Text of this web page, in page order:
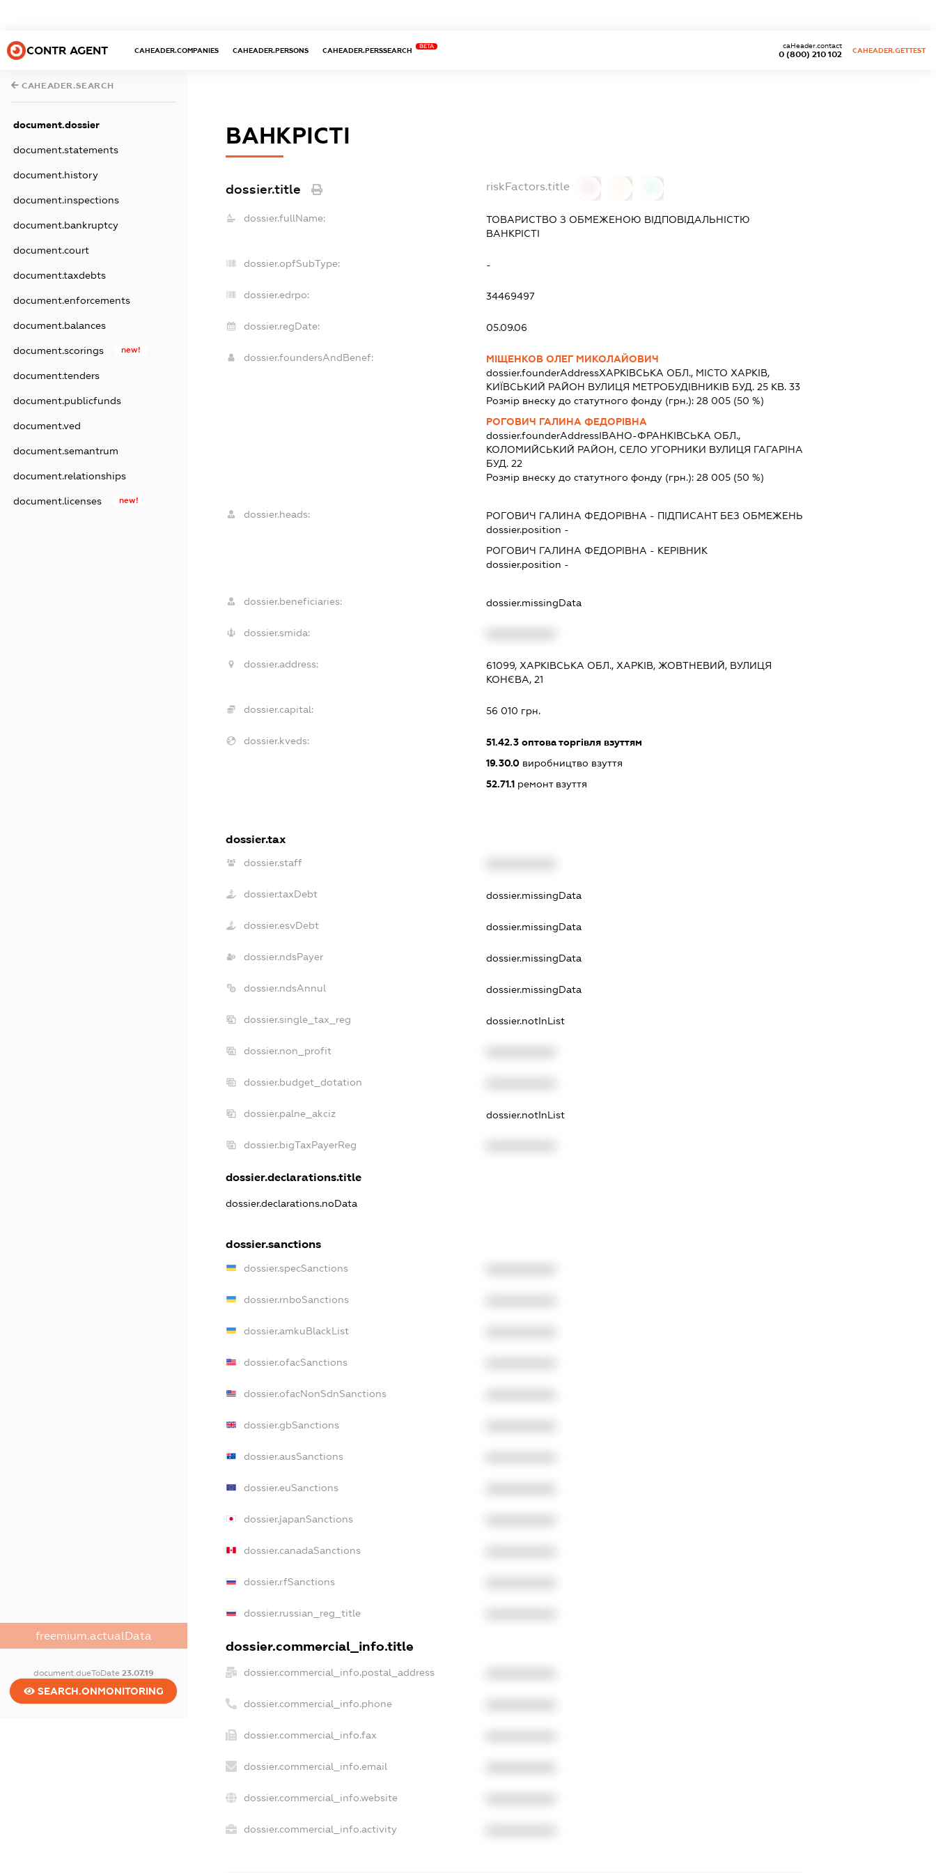
CONTR AGENT CAHEADER.COMPANIES CAHEADER.PERSONS CAHEADER.PERSSEARCH
BETA
0 (800) 210 102
caHeader.contact
CAHEADER.GETTEST
CAHEADER.SEARCH
document.dossier
document.statements
document.history
document.inspections
document.bankruptcy
document.court
document.taxdebts
document.enforcements
document.balances
document.scorings new!
document.tenders
document.publicfunds
document.ved
document.semantrum
document.relationships
document.licenses new!
freemium.actualData
document.dueToDate 23.07.19
SEARCH.ONMONITORING
ВАНКРІСТІ
dossier.title riskFactors.title
dossier.fullName:
ТОВАРИСТВО З ОБМЕЖЕНОЮ ВІДПОВІДАЛЬНІСТЮ
ВАНКРІСТІ
dossier.opfSubType: -
dossier.edrpo: 34469497
dossier.regDate: 05.09.06
dossier.foundersAndBenef:
МІЩЕНКОВ ОЛЕГ МИКОЛАЙОВИЧ
dossier.founderAddressХАРКІВСЬКА ОБЛ., МІСТО ХАРКІВ,
КИЇВСЬКИЙ РАЙОН ВУЛИЦЯ МЕТРОБУДІВНИКІВ БУД. 25 КВ. 33
Розмір внеску до статутного фонду (грн.): 28 005(50 %)
РОГОВИЧ ГАЛИНА ФЕДОРІВНА
dossier.founderAddressІВАНО-ФРАНКІВСЬКА ОБЛ.,
КОЛОМИЙСЬКИЙ РАЙОН, СЕЛО УГОРНИКИ ВУЛИЦЯ ГАГАРІНА
БУД. 22
Розмір внеску до статутного фонду (грн.): 28 005(50 %)
dossier.heads: РОГОВИЧ ГАЛИНА ФЕДОРІВНА - ПІДПИСАНТБЕЗ ОБМЕЖЕНЬ
dossier.position -
РОГОВИЧ ГАЛИНА ФЕДОРІВНА - КЕРІВНИК
dossier.position -
dossier.beneficiaries: dossier.missingData
dossier.smida:
dossier.address:
61099, ХАРКІВСЬКА ОБЛ., ХАРКІВ, ЖОВТНЕВИЙ, ВУЛИЦЯ
КОНЄВА, 21
dossier.capital: 56 010 грн.
dossier.kveds: 51.42.3оптова торгівля взуттям
19.30.0виробництво взуття
52.71.1ремонт взуття
dossier.tax
dossier.staff
dossier.taxDebt dossier.missingData
dossier.esvDebt dossier.missingData
dossier.ndsPayer dossier.missingData
dossier.ndsAnnul dossier.missingData
dossier.single_tax_reg dossier.notInList
dossier.non_profit
dossier.budget_dotation
dossier.palne_akciz dossier.notInList
dossier.bigTaxPayerReg
dossier.declarations.title
dossier.declarations.noData
dossier.sanctions
dossier.specSanctions
dossier.rnboSanctions
dossier.amkuBlackList
dossier.ofacSanctions
dossier.ofacNonSdnSanctions
dossier.gbSanctions
dossier.ausSanctions
dossier.euSanctions
dossier.japanSanctions
dossier.canadaSanctions
dossier.rfSanctions
dossier.russian_reg_title
dossier.commercial_info.title
dossier.commercial_info.postal_address
dossier.commercial_info.phone
dossier.commercial_info.fax
dossier.commercial_info.email
dossier.commercial_info.website
dossier.commercial_info.activity